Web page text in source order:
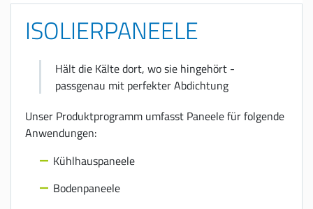
ISOLIERPANEELE
Hält die Kälte dort, wo sie hingehört -
passgenau mit perfekter Abdichtung
Unser Produktprogramm umfasst Paneele für folgende
Anwendungen:
Kühlhauspaneele
Bodenpaneele